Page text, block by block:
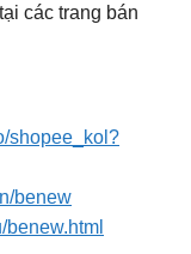
các trang bán
shopee_kol?
benew